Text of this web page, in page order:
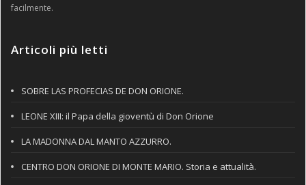
facilmente.
Articoli più letti
SOBRE LAS PROFECIAS DE DON ORIONE.
LEONE XIII: il Papa della gioventù di Don Orione
LA MADONNA DAL MANTO AZZURRO.
CENTRO DON ORIONE DI MONTE MARIO. Storia e attualità.